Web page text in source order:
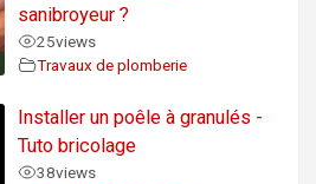
sanibroyeur ?
25views
Travaux de plomberie
Installer un poêle à granulés -
Tuto bricolage
38views